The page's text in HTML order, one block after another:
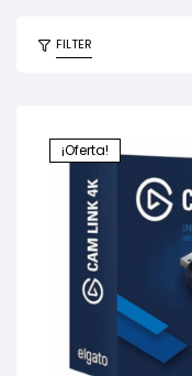
FILTER
¡Oferta!